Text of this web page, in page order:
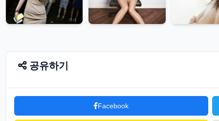
공유하기
Facebook